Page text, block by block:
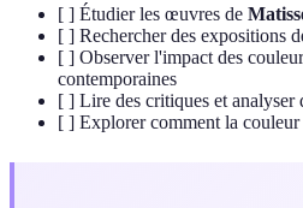
[ ] Étudier les œuvres de
[ ] Rechercher des expositions
[ ] Observer l'impact des
contemporaines
[ ] Lire des critiques et analyser
[ ] Explorer comment la